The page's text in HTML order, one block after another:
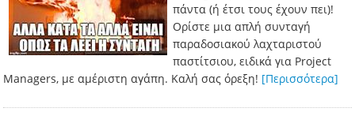
πάντα (ή έτσι τους έχουν πει)!
Ορίστε μια απλή συνταγή
παραδοσιακού λαχταριστού
παστίτσιου, ειδικά για Project
Managers, με αμέριστη αγάπη. Καλή σας όρεξη! [Περισσότερα]